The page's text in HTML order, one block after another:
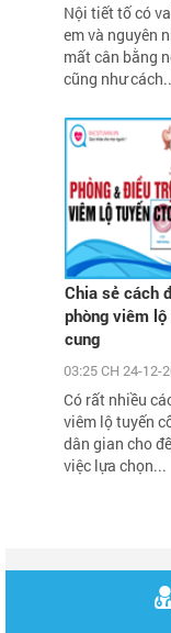
Nội tiết tố có
em và nguyên
mất cân bằng
cũng như
Chia sẻ cách
phòng viêm
cung
03:25 CH 24-12-
Có rất nhiều
viêm lộ tuyến
dân gian cho
việc lựa chọn...